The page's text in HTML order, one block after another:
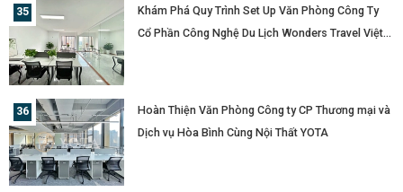
Khám Phá Quy Trình Set Up Văn Phòng Công Ty
Cổ Phần Công Nghệ Du Lịch Wonders Travel Việt
Hoàn Thiện Văn Phòng Công ty CP Thương mại và
Dịch vụ Hòa Bình Cùng Nội Thất YOTA